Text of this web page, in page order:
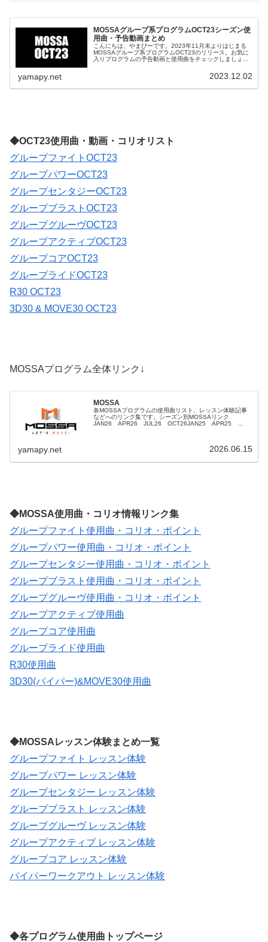
MOSSAグループ系プログラムOCT23シーズン使
用曲・予告動画まとめ
こんにちは、やまぴーです。2023年11月末よりはじまる
MOSSAグループ系プログラムOCT23のリリース。お気に
入りプログラムの予告動画と使用曲をチェックしましょ
yamapy.net 2023.12.02
◆OCT23使用曲・動画・コリオリスト
グループファイトOCT23
グループパワーOCT23
グループセンタジーOCT23
グループブラストOCT23
グループグルーヴOCT23
グループアクティブOCT23
グループコアOCT23
グループライドOCT23
R30 OCT23
3D30 & MOVE30 OCT23
MOSSAプログラム全体リンク↓
MOSSA
各MOSSAプログラムの使用曲リスト、レッスン体験記事
などへのリンク集です。シーズン別MOSSAリンク
JAN26 APR26 JUL26 OCT26JAN25 APR25
yamapy.net 2026.06.15
◆MOSSA使用曲・コリオ情報リンク集
グループファイト使用曲・コリオ・ポイント
グループパワー使用曲・コリオ・ポイント
グループセンタジー使用曲・コリオ・ポイント
グループブラスト使用曲・コリオ・ポイント
グループグルーヴ使用曲・コリオ・ポイント
グループアクティブ使用曲
グループコア使用曲
グループライド使用曲
R30使用曲
3D30(バイパー)&MOVE30使用曲
◆MOSSAレッスン体験まとめ一覧
グループファイト レッスン体験
グループパワー レッスン体験
グループセンタジー レッスン体験
グループブラスト レッスン体験
グループグルーヴ レッスン体験
グループアクティブ レッスン体験
グループコア レッスン体験
バイパーワークアウト レッスン体験
◆各プログラム使用曲トップページ